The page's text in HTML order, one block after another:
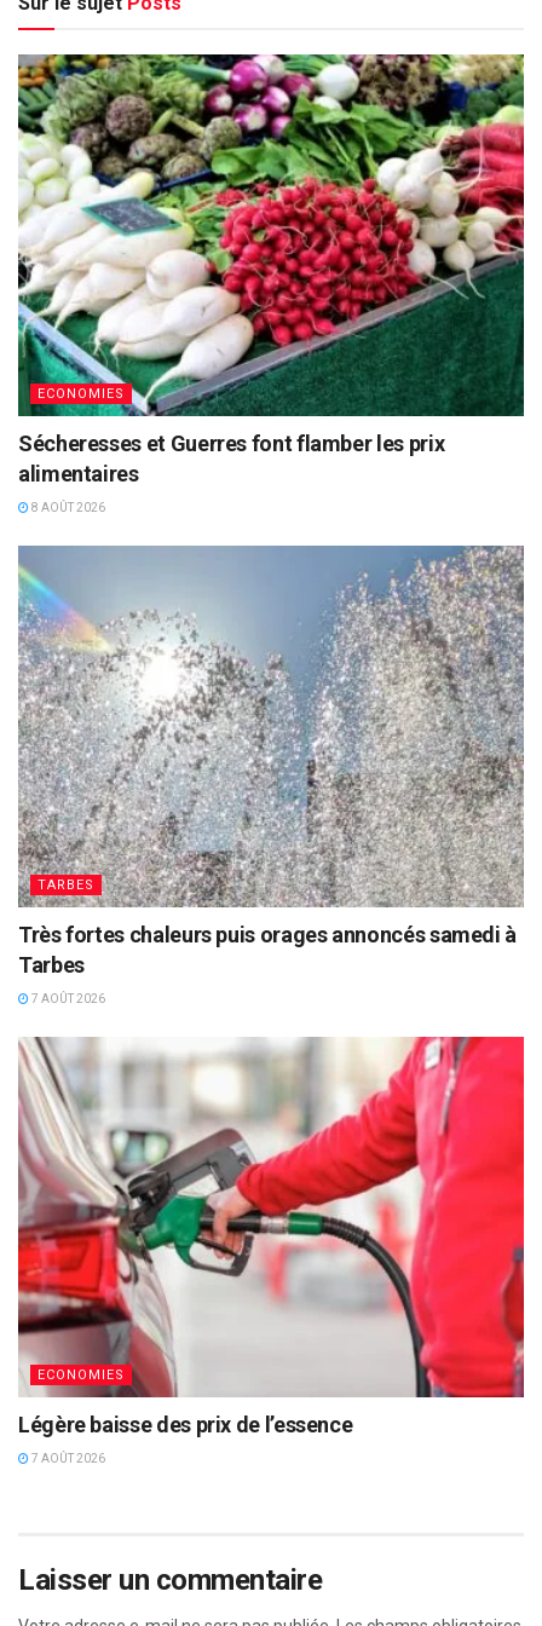
ECONOMIES
Sécheresses et Guerres font flamber les prix
alimentaires
8 AOÛT 2026
TARBES
Très fortes chaleurs puis orages annoncés samedi à
Tarbes
7 AOÛT 2026
ECONOMIES
Légère baisse des prix de l’essence
7 AOÛT 2026
Laisser un commentaire